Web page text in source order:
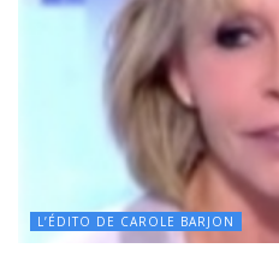
L’ÉDITO DE CAROLE BARJON